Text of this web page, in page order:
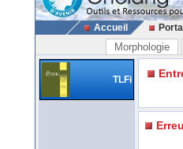
Accueil
Morphologie
TLFi